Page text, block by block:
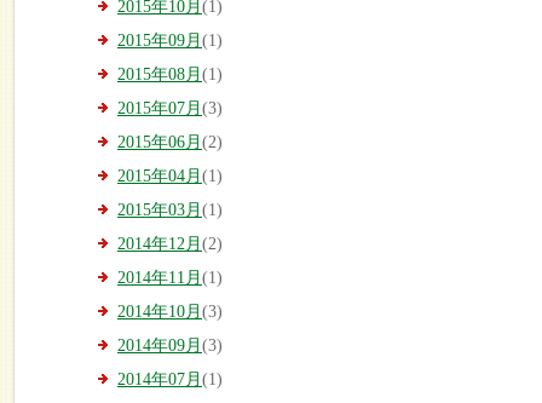
2015年10月 (1)
2015年09月 (1)
2015年08月 (1)
2015年07月 (3)
2015年06月 (2)
2015年04月 (1)
2015年03月 (1)
2014年12月 (2)
2014年11月 (1)
2014年10月 (3)
2014年09月 (3)
2014年07月 (1)